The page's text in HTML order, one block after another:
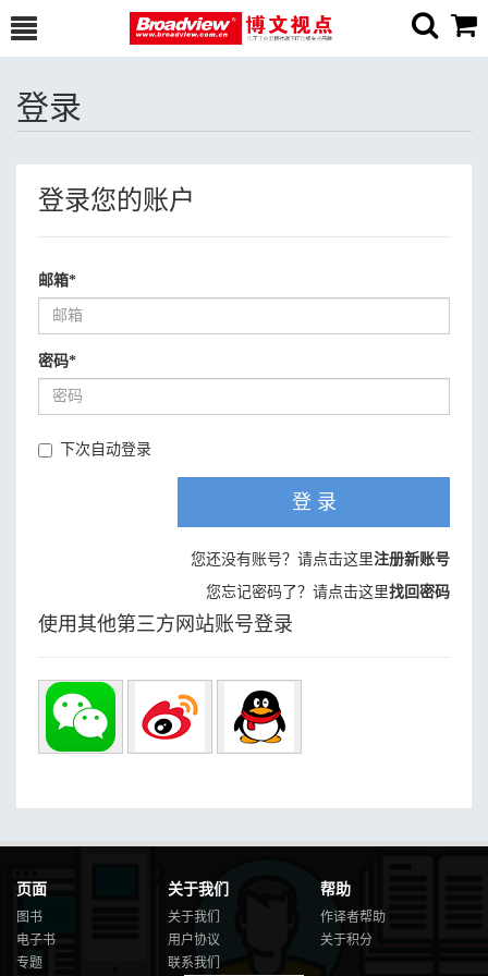
登录
登录您的账户
邮箱*
密码*
下次自动登录
登 录
您还没有账号？请点击这里注册新账号
您忘记密码了？请点击这里找回密码
使用其他第三方网站账号登录
页面
图书
电子书
专题
关于我们
关于我们
用户协议
联系我们
帮助
作译者帮助
关于积分